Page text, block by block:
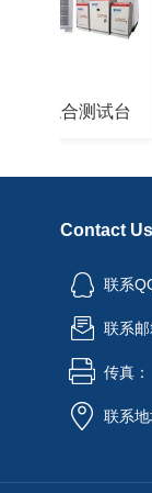
合测试台
Contact Us
联系
联系
传真：
联系